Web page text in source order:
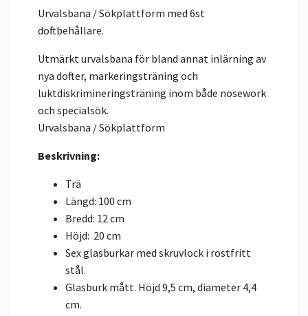
Urvalsbana / Sökplattform med 6st
doftbehållare.
Utmärkt urvalsbana för bland annat inlärning av
nya dofter, markeringsträning och
luktdiskrimineringsträning inom både nosework
och specialsök.
Urvalsbana / Sökplattform
Beskrivning:
Trä
Längd: 100 cm
Bredd: 12 cm
Höjd: 20 cm
Sex glasburkar med skruvlock i rostfritt
stål.
Glasburk mått. Höjd 9,5 cm, diameter 4,4
cm.